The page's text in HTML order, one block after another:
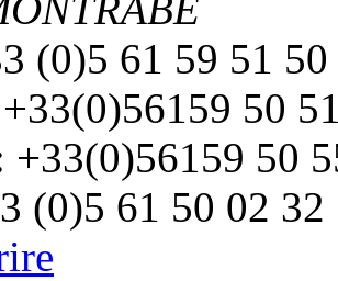
(0)5 61 59 51 50
50
+33(0)56159 50
(0)5 61 50 02 32